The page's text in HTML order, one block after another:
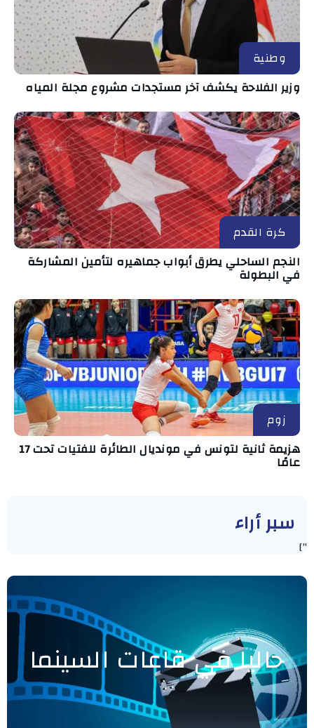
وطنية
وزير الفلاحة يكشف آخر مستجدات مشروع مجلة المياه
كرة القدم
النجم الساحلي يطرق أبواب جماهيره لتأمين المشاركة
في البطولة
زوم
هزيمة ثانية لتونس في مونديال الطائرة للفتيات تحت 17
عامًا
سبر أراء
"]
حاليا في قاعات السينما